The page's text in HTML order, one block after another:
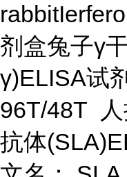
剂盒兔子γ
γ)ELISA试
96T/48T
抗体